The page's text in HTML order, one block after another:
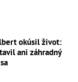
okúsil život:
ani záhradný